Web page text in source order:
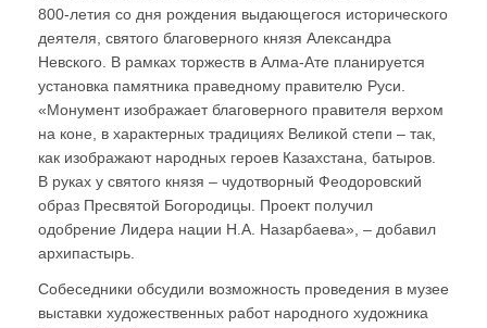
800-летия со дня рождения выдающегося исторического
деятеля, святого благоверного князя Александра
Невского. В рамках торжеств в Алма-Ате планируется
установка памятника праведному правителю Руси.
«Монумент изображает благоверного правителя верхом
на коне, в характерных традициях Великой степи – так,
как изображают народных героев Казахстана, батыров.
В руках у святого князя – чудотворный Феодоровский
образ Пресвятой Богородицы. Проект получил
одобрение Лидера нации Н.А. Назарбаева», – добавил
архипастырь.
Собеседники обсудили возможность проведения в музее
выставки художественных работ народного художника